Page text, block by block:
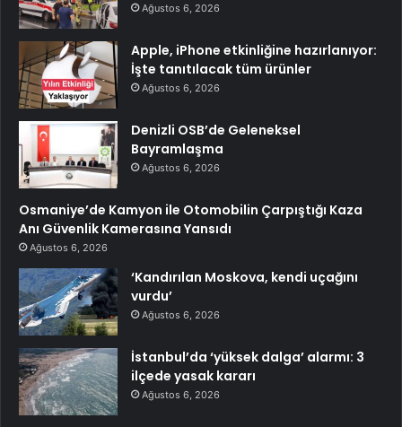
Ağustos 6, 2026
Apple, iPhone etkinliğine hazırlanıyor:
İşte tanıtılacak tüm ürünler
Ağustos 6, 2026
Denizli OSB’de Geleneksel
Bayramlaşma
Ağustos 6, 2026
Osmaniye’de Kamyon ile Otomobilin Çarpıştığı Kaza
Anı Güvenlik Kamerasına Yansıdı
Ağustos 6, 2026
‘Kandırılan Moskova, kendi uçağını
vurdu’
Ağustos 6, 2026
İstanbul’da ‘yüksek dalga’ alarmı: 3
ilçede yasak kararı
Ağustos 6, 2026